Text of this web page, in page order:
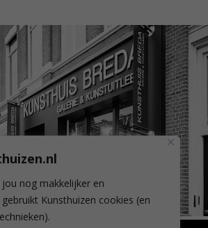
nog makkelijker en
Kunsthuizen cookies (en